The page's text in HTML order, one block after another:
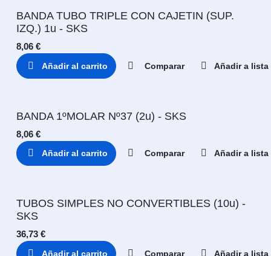
BANDA TUBO TRIPLE CON CAJETIN (SUP.
IZQ.) 1u - SKS
8,06 €
Añadir al carrito Comparar Añadir a lista
BANDA 1ºMOLAR Nº37 (2u) - SKS
8,06 €
Añadir al carrito Comparar Añadir a lista
TUBOS SIMPLES NO CONVERTIBLES (10u) -
SKS
36,73 €
Añadir al carrito Comparar Añadir a lista